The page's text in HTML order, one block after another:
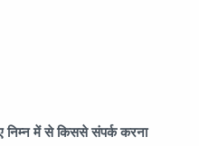
में से किससे संपर्क करना